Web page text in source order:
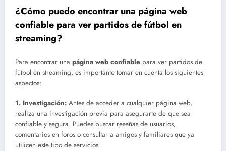
¿Cómo puedo encontrar una página web
confiable para ver partidos de fútbol en
streaming?
Para encontrar una página web confiable para ver partidos de
fútbol en streaming, es importante tomar en cuenta los siguientes
aspectos:
1. Investigación: Antes de acceder a cualquier página web,
realiza una investigación previa para asegurarte de que sea
confiable y segura. Puedes buscar reseñas de usuarios,
comentarios en foros o consultar a amigos y familiares que ya
utilicen este tipo de servicios.